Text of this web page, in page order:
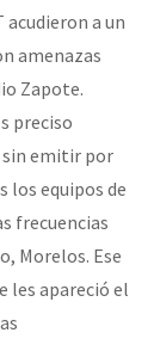
acudieron a un
amenazas
Zapote.
preciso
sin emitir por
los equipos de
frecuencias
Morelos. Ese
les apareció el